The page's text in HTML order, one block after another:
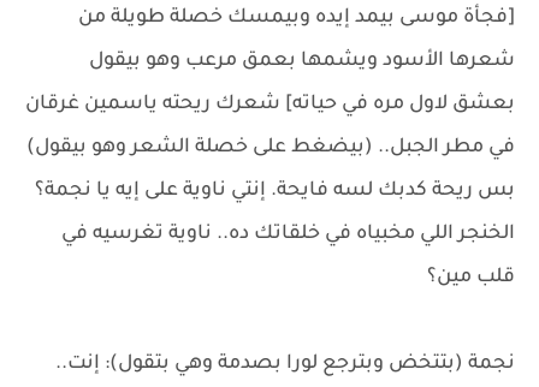
[فجأة موسى بيمد إيده وبيمسك خصلة طويلة من
شعرها الأسود ويشمها بعمق مرعب وهو بيقول
بعشق لاول مره في حياته] شعرك ريحته ياسمين غرقان
في مطر الجبل.. (بيضغط على خصلة الشعر وهو بيقول)
بس ريحة كدبك لسه فايحة. إنتي ناوية على إيه يا نجمة؟
الخنجر اللي مخبياه في خلقاتك ده.. ناوية تغرسيه في
قلب مين؟
نجمة (بتتخض وبترجع لورا بصدمة وهي بتقول): إنت..